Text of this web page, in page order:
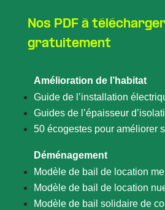
Nos PDF à
gratuitement
Amélioration de l’habitat
Guide de l’installation
Guides de l’épaisseur
50 écogestes pour améliorer
Déménagement
Modèle de bail de location
Modèle de bail de location
Modèle de bail solidaire de